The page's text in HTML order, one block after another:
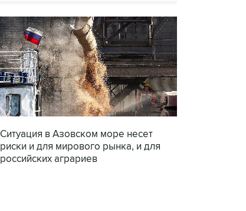
Ситуация в Азовском море несет
риски и для мирового рынка, и для
российских аграриев